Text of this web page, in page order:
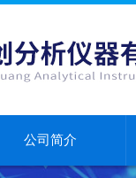
公司简介